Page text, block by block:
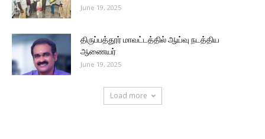
June 19, 2025
திருப்பத்தூர் மாவட்டத்தில் ஆய்வு நடத்திய
ஆணையர்
June 19, 2025
Load more